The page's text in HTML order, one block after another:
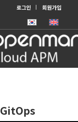
로그인 회원가입
GitOps